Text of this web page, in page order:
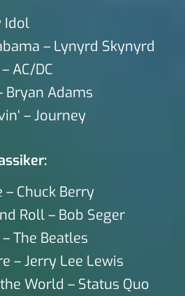
Idol
– Lynyrd Skynyrd
AC/DC
Bryan Adams
– Journey
– Chuck Berry
Roll – Bob Seger
The Beatles
– Jerry Lee Lewis
World – Status Quo